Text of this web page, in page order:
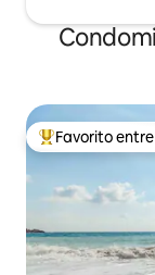
Favorito entre
Favorito